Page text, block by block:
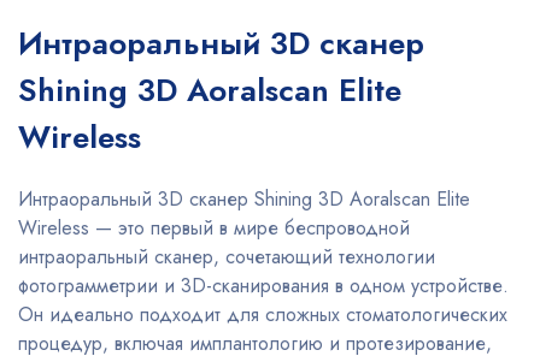
Интраоральный 3D сканер
Shining 3D Aoralscan Elite
Wireless
Интраоральный 3D сканер Shining 3D Aoralscan Elite
Wireless — это первый в мире беспроводной
интраоральный сканер, сочетающий технологии
фотограмметрии и 3D-сканирования в одном устройстве.
Он идеально подходит для сложных стоматологических
процедур, включая имплантологию и протезирование,